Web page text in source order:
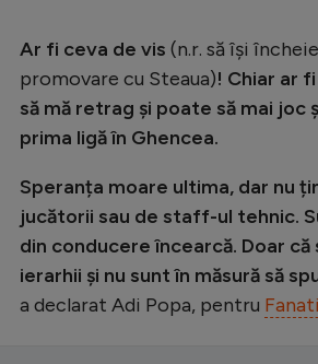
Ar fi ceva de vis (n.r. să își
promovare cu Steaua)! Chiar ar
să mă retrag și poate să mai joc
prima ligă în Ghencea.
Speranța moare ultima, dar nu
jucătorii sau de staff-ul tehnic.
din conducere încearcă. Doar
ierarhii și nu sunt în măsură să
a declarat Adi Popa, pentru